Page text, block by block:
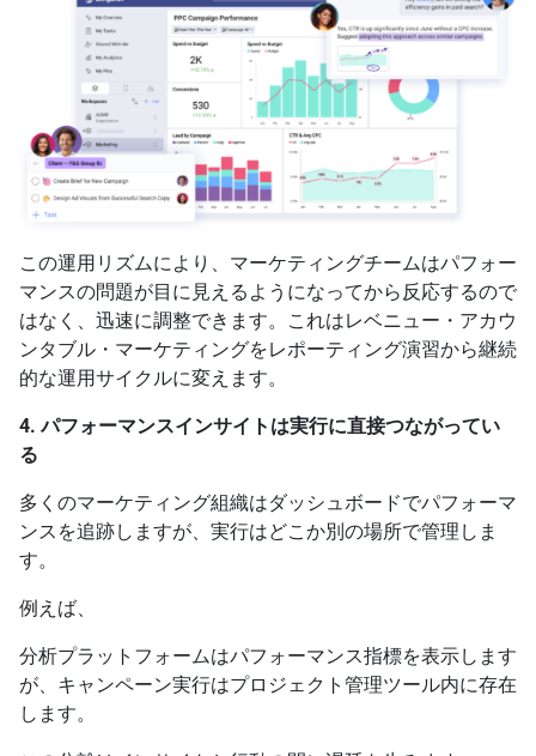
この運用リズムにより、マーケティングチームはパフォー
マンスの問題が目に見えるようになってから反応するので
はなく、迅速に調整できます。これはレベニュー・アカウ
ンタブル・マーケティングをレポーティング演習から継続
的な運用サイクルに変えます。
4. パフォーマンスインサイトは実行に直接つながってい
る
多くのマーケティング組織はダッシュボードでパフォーマ
ンスを追跡しますが、実行はどこか別の場所で管理しま
す。
例えば、
分析プラットフォームはパフォーマンス指標を表示します
が、キャンペーン実行はプロジェクト管理ツール内に存在
します。